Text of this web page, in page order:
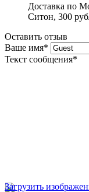
Доставка по
Ситон, 300
Оставить отзыв
Ваше имя*
Текст сообщения*
Загрузить